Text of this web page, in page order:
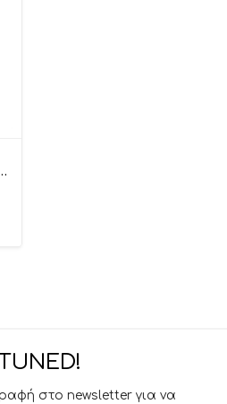
στο newsletter για να